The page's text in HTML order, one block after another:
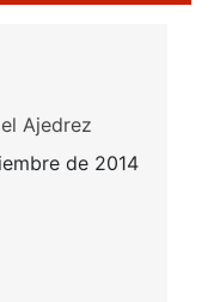
Ajedrez
de 2014